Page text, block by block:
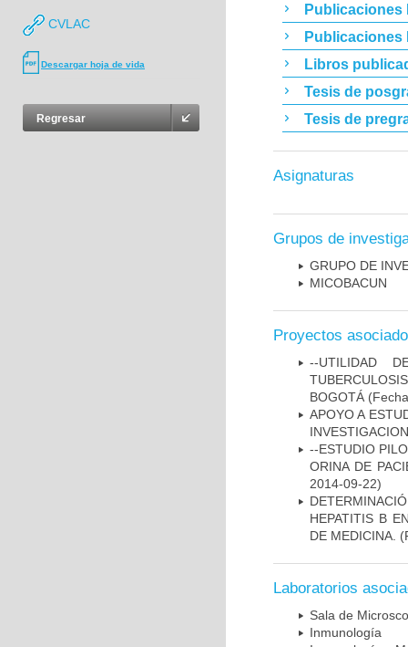
CVLAC
Descargar hoja de vida
Regresar
Publicaciones
Publicaciones
Libros
Tesis de
Tesis de
Asignaturas
Grupos de
GRUPO DE
MICOBAC­UN
Proyectos
--UTILIDAD
BOGOTÁ
APOYO A
--ESTUDIO
ORINA DE
2014-09-22)
HEPATITIS B
DE MEDICINA.
Laboratorios
Sala de
Inmunología